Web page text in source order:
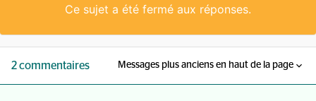
Ce sujet a été fermé aux réponses.
2 commentaires Messages plus anciens en haut de la page